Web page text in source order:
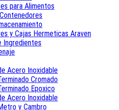
para Alimentos
y Cajas Hermeticas Araven
Ingredientes
Acero Inoxidable
Cromado
Epoxico
Acero Inoxidable
y Cambro